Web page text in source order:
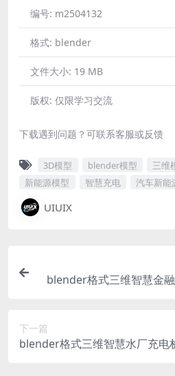
编号: m2504132
格式: blender
文件大小: 19 MB
版权: 仅限学习交流
下载遇到问题？可联系客服或反馈
3D模型 blender模型 三维
新能源模型
智慧充电 汽车新能
UIUIX
blender格式三维智慧金
下一篇
blender格式三维智慧水厂充电